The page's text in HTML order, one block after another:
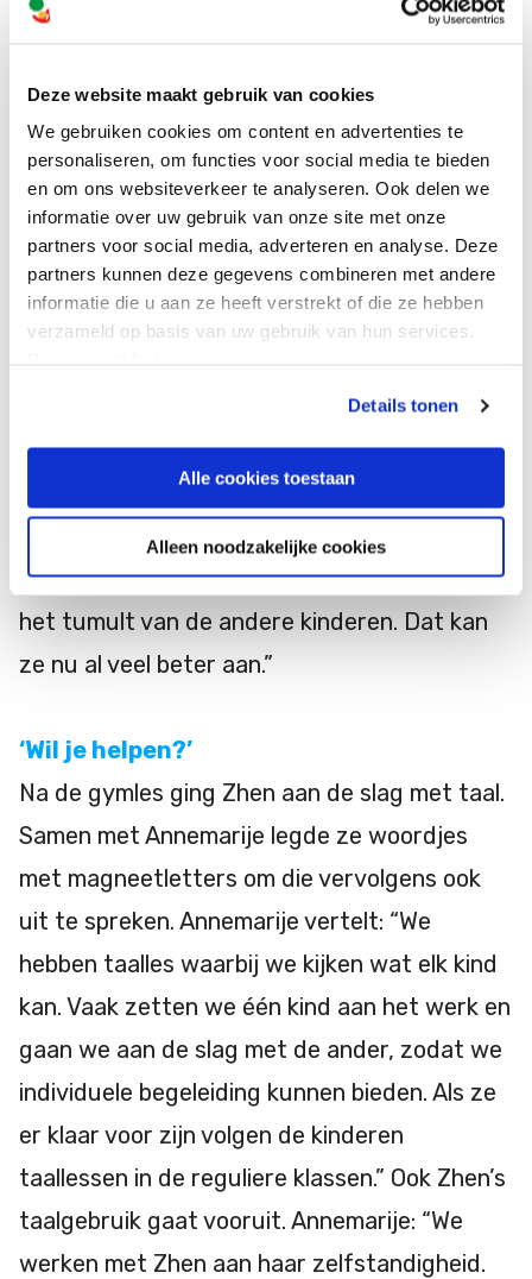
Deze website maakt gebruik van cookies
We gebruiken cookies om content en advertenties te
personaliseren, om functies voor social media te bieden
en om ons websiteverkeer te analyseren. Ook delen we
informatie over uw gebruik van onze site met onze
partners voor social media, adverteren en analyse. Deze
partners kunnen deze gegevens combineren met andere
informatie die u aan ze heeft verstrekt of die ze hebben
verzameld op basis van uw gebruik van hun services.
Details tonen
Alle cookies toestaan
Alleen noodzakelijke cookies
Zo heeft Zhen eerder deze ochtend
De kleuters liepen in een chaotische optocht
achter elkaar over de buitenrand van het
gymveld. Het voorste kind mocht voordoen
hoe alle kinderen moeten bewegen: rennend,
huppelend, hinkelend, zo gek als ze het maar
konden verzinnen. Zhen liep, samen met haar
toen ze moest kruipen werd het te spannend.
Annemarije: “Op zo’n moment kiest ze ervoor
om te blijven lopen, en dat is prima. Het is al
zo’n verschil met de eerste keer dat ze
meedeed. Toen werd ze erg overprikkeld van
het tumult van de andere kinderen. Dat kan
ze nu al veel beter aan.”
‘Wil je helpen?’
Na de gymles ging Zhen aan de slag met taal.
Samen met Annemarije legde ze woordjes
met magneetletters om die vervolgens ook
uit te spreken. Annemarije vertelt: “We
hebben taalles waarbij we kijken wat elk kind
kan. Vaak zetten we één kind aan het werk en
gaan we aan de slag met de ander, zodat we
individuele begeleiding kunnen bieden. Als ze
er klaar voor zijn volgen de kinderen
taallessen in de reguliere klassen.” Ook Zhen’s
taalgebruik gaat vooruit. Annemarije: “We
werken met Zhen aan haar zelfstandigheid.